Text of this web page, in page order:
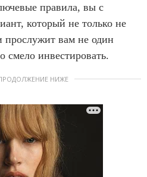
правила, вы с
который не только не
прослужит вам не один
инвестировать.
НИЖЕ